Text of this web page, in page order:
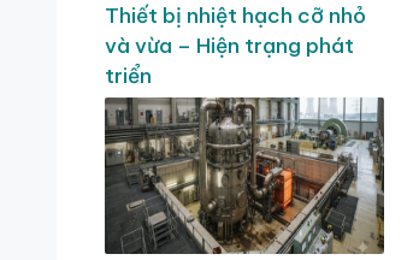
Thiết bị nhiệt hạch cỡ nhỏ
và vừa – Hiện trạng phát
triển